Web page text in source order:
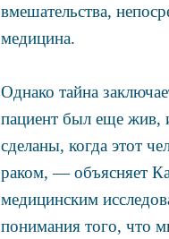
вмешательства,
медицина.
Однако тайна
пациент был еще жив,
сделаны, когда этот
раком, — объясняет
медицинским
понимания того, что